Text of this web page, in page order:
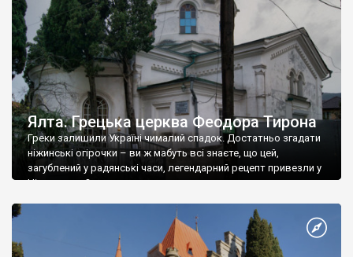
Ялта. Грецька церква Феодора Тирона
Греки залишили Україні чималий спадок. Достатньо згадати
ніжинські огірочки – ви ж мабуть всі знаєте, що цей,
загублений у радянські часи, легендарний рецепт привезли у
Ніжин греки?